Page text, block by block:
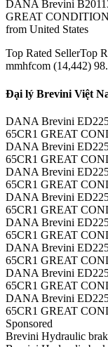
DANA Brevini
GREAT
from United States
Top Rated SellerTop
mmhfcom (14,442)
Đại lý Brevini Việt
DANA Brevini
65CR1 GREAT
DANA Brevini
65CR1 GREAT
DANA Brevini
65CR1 GREAT
DANA Brevini
65CR1 GREAT
DANA Brevini
65CR1 GREAT
DANA Brevini
65CR1 GREAT
DANA Brevini
65CR1 GREAT
DANA Brevini
65CR1 GREAT
Sponsored
Brevini Hydraulic